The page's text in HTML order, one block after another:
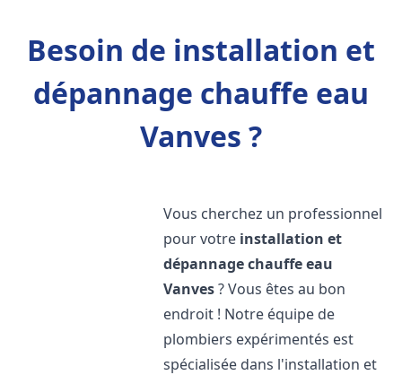
Besoin de installation et
dépannage chauffe eau
Vanves ?
Vous cherchez un professionnel
pour votre installation et
dépannage chauffe eau
Vanves? Vous êtes au bon
endroit ! Notre équipe de
plombiers expérimentés est
spécialisée dans l'installation et